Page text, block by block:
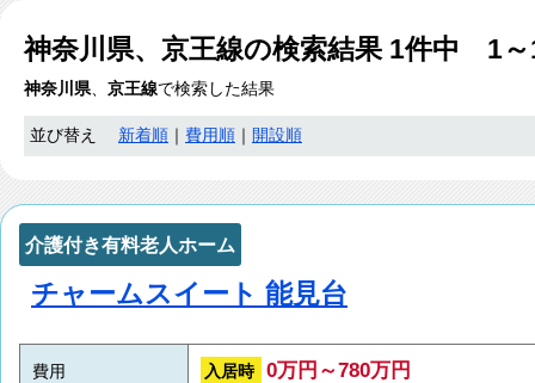
神奈川県、京王線の検索結果 1件中 1～
神奈川県、 京王線で検索した結果
並び替え 新着順 費用順 開設順
介護付き有料老人ホーム
チャームスイート 能見台
費用 入居時 0万円～780万円